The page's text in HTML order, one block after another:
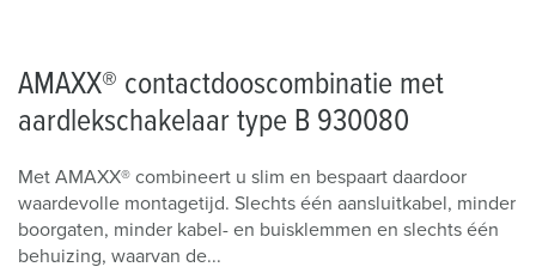
AMAXX® contactdooscombinatie met
aardlekschakelaar type B 930080
Met AMAXX® combineert u slim en bespaart daardoor
waardevolle montagetijd. Slechts één aansluitkabel, minder
boorgaten, minder kabel- en buisklemmen en slechts één
behuizing, waarvan de...